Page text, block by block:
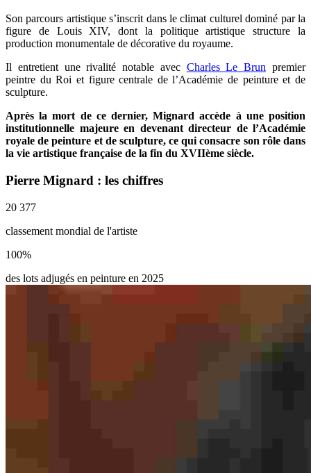
Son parcours artistique s’inscrit dans le climat culturel dominé par la
figure de Louis XIV, dont la politique artistique structure la
production monumentale de décorative du royaume.
Il entretient une rivalité notable avec Charles Le Brun premier
peintre du Roi et figure centrale de l’Académie de peinture et de
sculpture.
Après la mort de ce dernier, Mignard accède à une position
institutionnelle majeure en devenant directeur de l’Académie
royale de peinture et de sculpture, ce qui consacre son rôle dans
la vie artistique française de la fin du XVIIème siècle.
Pierre Mignard : les chiffres
20 377
classement mondial de l'artiste
100%
des lots adjugés en peinture en 2025